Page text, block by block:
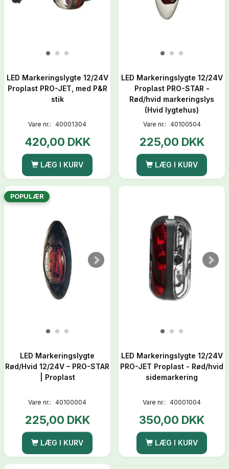
LED Markeringslygte 12/24V
Proplast PRO-JET, med P&R
stik
Vare nr.: 40001304
420,00 DKK
LÆG I KURV
LED Markeringslygte 12/24V
Proplast PRO-STAR -
Rød/hvid markeringslys
(Hvid lygtehus)
Vare nr.: 40100504
225,00 DKK
LÆG I KURV
POPULÆR
LED Markeringslygte
Rød/Hvid 12/24V – PRO-STAR
| Proplast
Vare nr.: 40100004
225,00 DKK
LÆG I KURV
LED Markeringslygte 12/24V
PRO-JET Proplast - Rød/hvid
sidemarkering
Vare nr.: 40001004
350,00 DKK
LÆG I KURV